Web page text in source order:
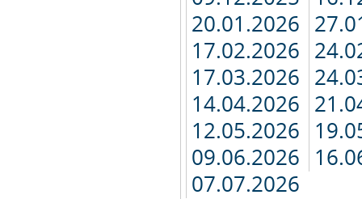
20.01.2026
17.02.2026
17.03.2026
14.04.2026
12.05.2026
09.06.2026
07.07.2026